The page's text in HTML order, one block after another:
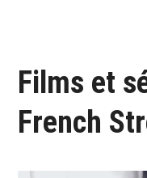
Films et
French